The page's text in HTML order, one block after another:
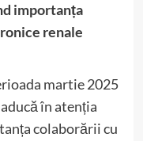
importanța
renale
martie 2025
în atenția
colaborării cu